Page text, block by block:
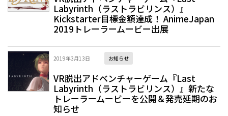
Labyrinth（ラストラビリンス）』
Kickstarter目標金額達成！ AnimeJapan
2019トレーラームービー出展
2019年3月13日 お知らせ
VR脱出アドベンチャーゲーム『Last
Labyrinth（ラストラビリンス）』新たな
トレーラームービーを公開＆発売延期のお
知らせ